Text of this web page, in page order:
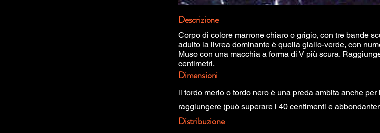
Descrizione
Corpo di colore marrone chiaro o grigio, con tre bande
adulto la livrea dominante è quella giallo-verde, con
Muso con una macchia a forma di V più scura.
centimetri.
Dimensioni
il tordo merlo o tordo nero è una preda ambita anche
raggiungere (può superare i 40 centimenti e
Distribuzione